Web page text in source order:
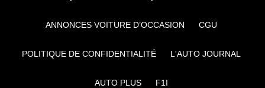
ANNONCES VOITURE D’OCCASION CGU
POLITIQUE DE CONFIDENTIALITÉ L'AUTO JOURNAL
AUTO PLUS F1I